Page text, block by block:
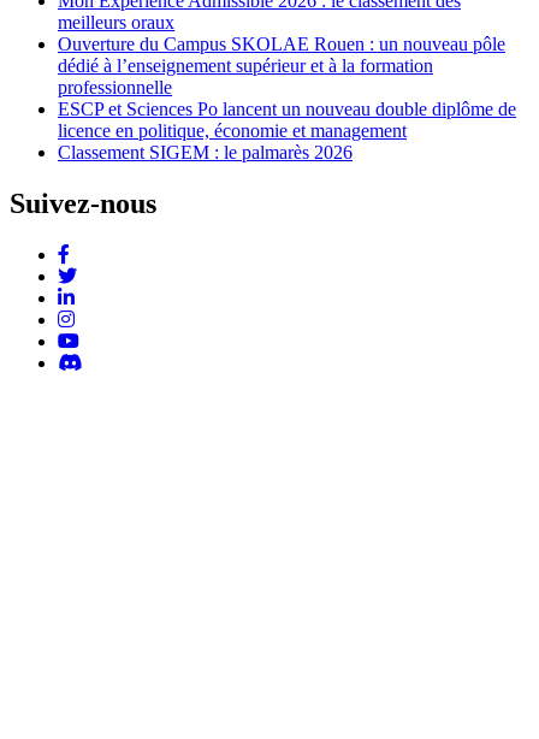
meilleurs oraux
Ouverture du Campus SKOLAE Rouen : un nouveau pôle
dédié à l’enseignement supérieur et à la formation
professionnelle
ESCP et Sciences Po lancent un nouveau double diplôme de
licence en politique, économie et management
Classement SIGEM : le palmarès 2026
Suivez-nous